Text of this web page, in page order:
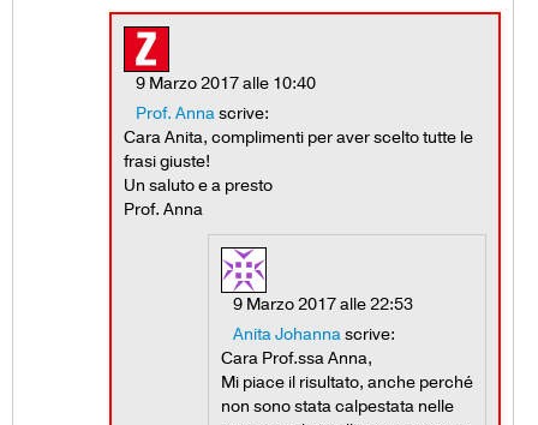
9 Marzo 2017 alle 10:40
Prof. Annascrive:
Cara Anita, complimenti per aver scelto tutte le
frasi giuste!
Un saluto e a presto
Prof. Anna
9 Marzo 2017 alle 22:53
Anita Johannascrive:
Cara Prof.ssa Anna,
Mi piace il risultato, anche perché
non sono stata calpestata nelle